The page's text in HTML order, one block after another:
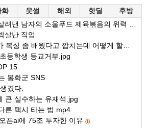
화 웃썰 해외 핫딜 후방
낸 남자의 소울푸드 제육볶음의 위력 ㅋㅋ
살난 직업
싱 좀 배웠다고 깝치는데 어떻게 할까요?
등학생 등교거부.jpg
15
봉화군 SNS
겼다.
큰 실수하는 유재석.jpg
른 택시 타는 법.mp4
픈ai에 75조 투자한 이유 (1)